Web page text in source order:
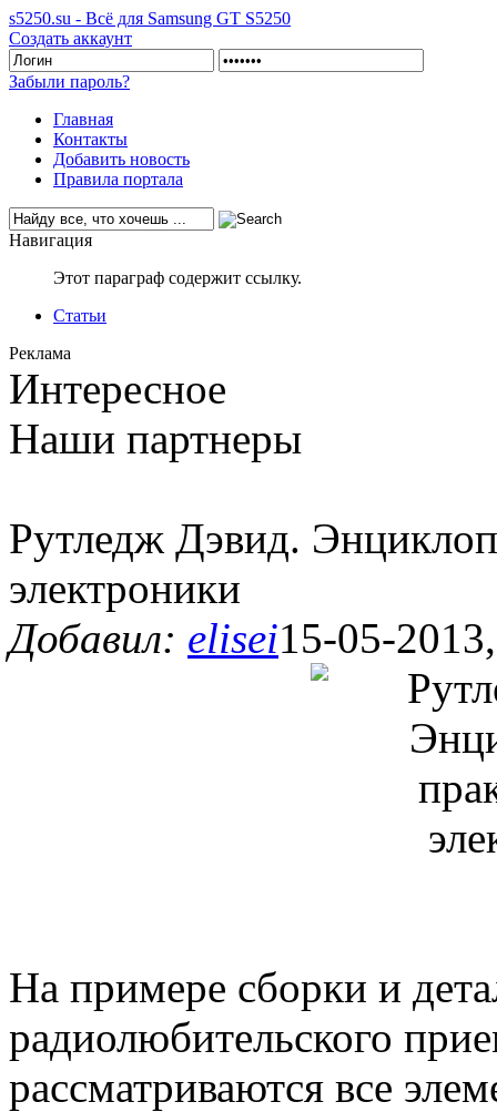
s5250.su - Всё для Samsung GT S5250
Создать аккаунт
Забыли пароль?
Главная
Контакты
Добавить новость
Правила портала
Навигация
Этот параграф содержит ссылку.
Статьи
Реклама
Интересное
Наши партнеры
Рутледж Дэвид.
электроники
Добавил: elisei15-05-
На примере сборки и
радиолюбительского
рассматриваются все